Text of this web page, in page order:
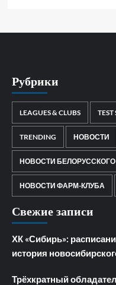
Рубрики
LEAGUES & CLUBS TEST
TRENDING НОВОСТИ
НОВОСТИ БЕЛОРУССКОГО
НОВОСТИ ФАРМ-КЛУБА
Свежие записи
ХК «Сибирь»:
история
Трёхкратный